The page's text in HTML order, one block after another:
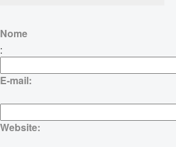
Nome
:
E-mail:
Website: